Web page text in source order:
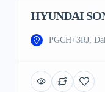
HYUNDAI
PGCH+3RJ,